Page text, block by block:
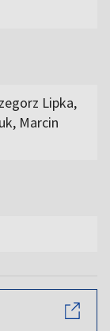
Lipka,
Marcin